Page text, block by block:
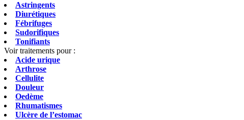
Astringents
Diurétiques
Fébrifuges
Sudorifiques
Tonifiants
Voir traitements pour :
Acide urique
Arthrose
Cellulite
Douleur
Oedème
Rhumatismes
Ulcère de l’estomac